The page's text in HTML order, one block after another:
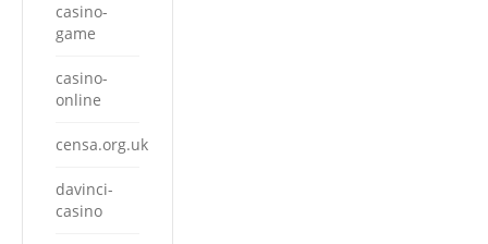
casino-
game
casino-
online
censa.org.uk
davinci-
casino